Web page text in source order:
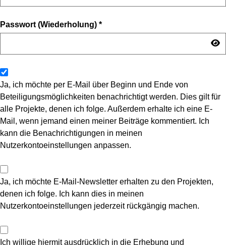
Passwort (Wiederholung) *
Ja, ich möchte per E-Mail über Beginn und Ende von
Beteiligungsmöglichkeiten benachrichtigt werden. Dies gilt für
alle Projekte, denen ich folge. Außerdem erhalte ich eine E-
Mail, wenn jemand einen meiner Beiträge kommentiert. Ich
kann die Benachrichtigungen in meinen
Nutzerkontoeinstellungen anpassen.
Ja, ich möchte E-Mail-Newsletter erhalten zu den Projekten,
denen ich folge. Ich kann dies in meinen
Nutzerkontoeinstellungen jederzeit rückgängig machen.
Ich willige hiermit ausdrücklich in die Erhebung und